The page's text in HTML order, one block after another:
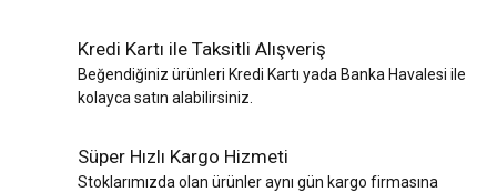
Kredi Kartı ile Taksitli Alışveriş
Beğendiğiniz ürünleri Kredi Kartı yada Banka Havalesi ile
kolayca satın alabilirsiniz.
Süper Hızlı Kargo Hizmeti
Stoklarımızda olan ürünler aynı gün kargo firmasına